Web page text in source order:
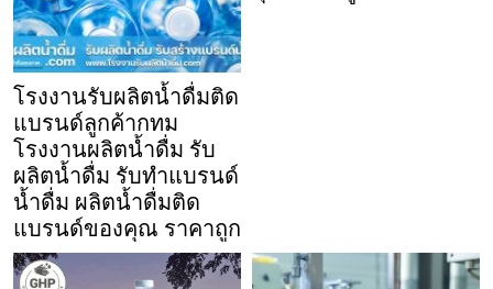
โรงงานรับผลิตน้ำดื่มติด
แบรนด์ลูกค้ากทม
โรงงานผลิตน้ำดื่ม รับ
ผลิตน้ำดื่ม รับทำแบรนด์
น้ำดื่ม ผลิตน้ำดื่มติด
แบรนด์ของคุณ ราคาถูก